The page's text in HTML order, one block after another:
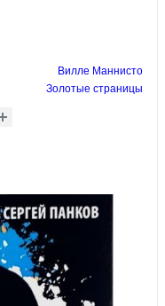
Вилле Маннисто
Золотые страницы